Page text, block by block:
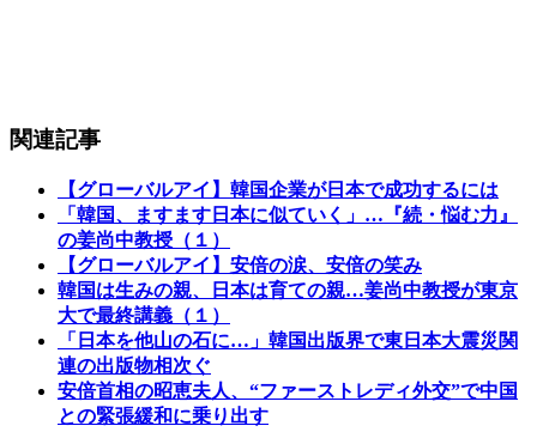
関連記事
【グローバルアイ】韓国企業が日本で成功するには
「韓国、ますます日本に似ていく」…『続・悩む力』
の姜尚中教授（１）
【グローバルアイ】安倍の涙、安倍の笑み
韓国は生みの親、日本は育ての親…姜尚中教授が東京
大で最終講義（１）
「日本を他山の石に…」韓国出版界で東日本大震災関
連の出版物相次ぐ
安倍首相の昭恵夫人、“ファーストレディ外交”で中国
との緊張緩和に乗り出す